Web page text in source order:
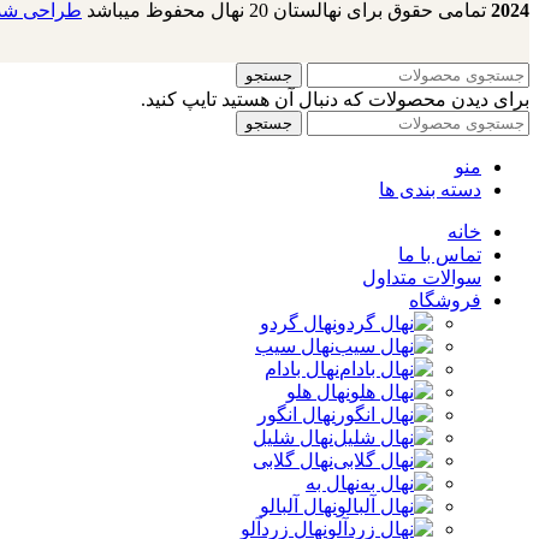
2024 تمامی حقوق برای نهالستان 20 نهال محفوظ میباشد طراحی
جستجو
برای دیدن محصولات که دنبال آن هستید تایپ کنید.
جستجو
منو
دسته بندی ها
خانه
تماس با ما
سوالات متداول
فروشگاه
نهال گردو
نهال سیب
نهال بادام
نهال هلو
نهال انگور
نهال شلیل
نهال گلابی
نهال به
نهال آلبالو
نهال زردآلو